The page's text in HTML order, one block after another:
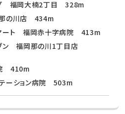
プ 福岡大楠2丁目 328m
の川店 434m
マート 福岡赤十字病院 413m
ン 福岡那の川1丁目店
410m
ーション病院 503m